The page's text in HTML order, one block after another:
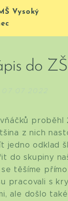
Vysoký
do ZŠ
proběhl
z nich
jedno odklad
do skupiny
se těšíme
pracovali s
ale došlo